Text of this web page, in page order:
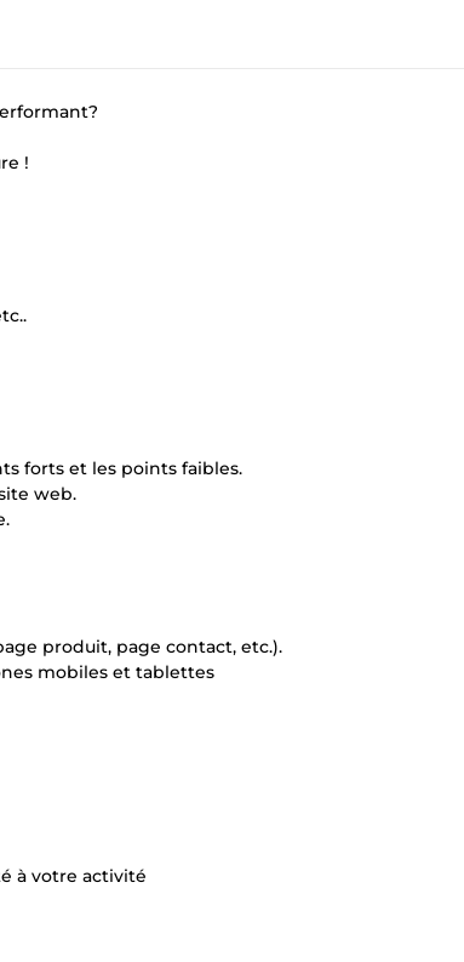
!
forts et les points faibles.
web.
produit, page contact, etc.).
mobiles et tablettes
à votre activité